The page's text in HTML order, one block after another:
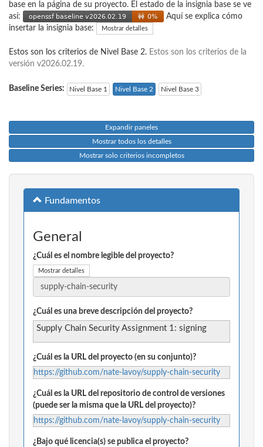
base en la página de su proyecto. El estado de la insignia base se ve
así:
Aquí se explica cómo
insertar la insignia base:
Mostrar detalles
Estos son los criterios de Nivel Base 2. Estos son los criterios de la
versión v2026.02.19.
Baseline Series: Nivel Base 1 Nivel Base 2 Nivel Base 3
Expandir paneles
Mostrar todos los detalles
Mostrar solo criterios incompletos
Fundamentos
General
¿Cuál es el nombre legible del proyecto?
Mostrar detalles
¿Cuál es una breve descripción del proyecto?
Supply Chain Security Assignment 1: signing
¿Cuál es la URL del proyecto (en su conjunto)?
https://github.com/nate-lavoy/supply-chain-security
¿Cuál es la URL del repositorio de control de versiones
(puede ser la misma que la URL del proyecto)?
https://github.com/nate-lavoy/supply-chain-security
¿Bajo qué licencia(s) se publica el proyecto?